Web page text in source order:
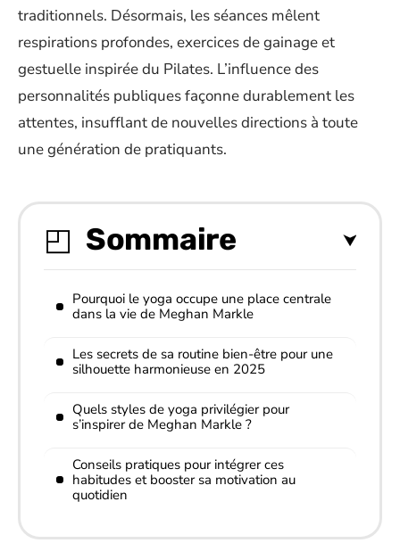
traditionnels. Désormais, les séances mêlent
respirations profondes, exercices de gainage et
gestuelle inspirée du Pilates. L’influence des
personnalités publiques façonne durablement les
attentes, insufflant de nouvelles directions à toute
une génération de pratiquants.
Sommaire
Pourquoi le yoga occupe une place centrale
dans la vie de Meghan Markle
Les secrets de sa routine bien-être pour une
silhouette harmonieuse en 2025
Quels styles de yoga privilégier pour
s’inspirer de Meghan Markle ?
Conseils pratiques pour intégrer ces
habitudes et booster sa motivation au
quotidien